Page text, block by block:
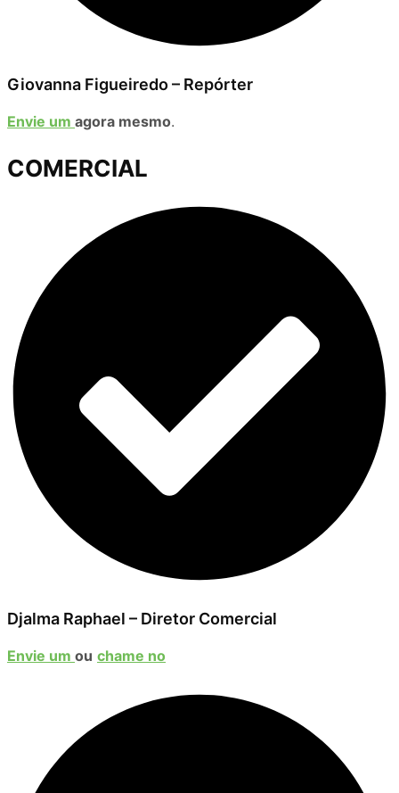
Giovanna Figueiredo – Repórter
Envie um agora mesmo.
COMERCIAL
Djalma Raphael – Diretor Comercial
Envie um ou chame no